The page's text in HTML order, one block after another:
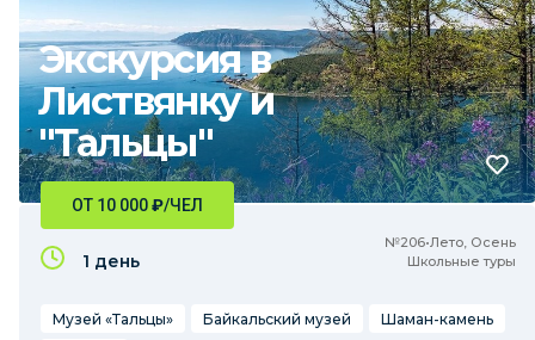
Экскурсия в
Листвянку и
"Тальцы"
№206•Лето, Осень
Школьные туры
ОТ 10 000₽/ЧЕЛ
1 день
Музей «Тальцы» Байкальский музей
Шаман-камень